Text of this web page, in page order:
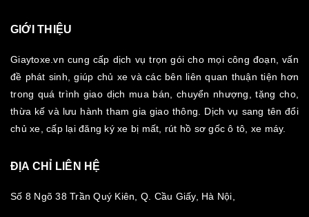
GIỚI THIỆU
Giaytoxe.vn cung cấp dịch vụ trọn gói cho mọi công đoạn, vấn
đề phát sinh, giúp chủ xe và các bên liên quan thuận tiện hơn
trong quá trình giao dịch mua bán, chuyển nhượng, tặng cho,
thừa kế và lưu hành tham gia giao thông. Dịch vụ sang tên đổi
chủ xe, cấp lại đăng ký xe bị mất, rút hồ sơ gốc ô tô, xe máy.
ĐỊA CHỈ LIÊN HỆ
Số 8 Ngõ 38 Trần Quý Kiên, Q. Cầu Giấy, Hà Nội,